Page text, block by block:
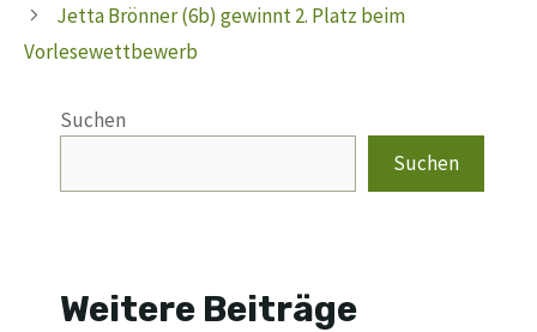
Jetta Brönner (6b) gewinnt 2. Platz beim
Vorlesewettbewerb
Suchen
Suchen
Weitere Beiträge